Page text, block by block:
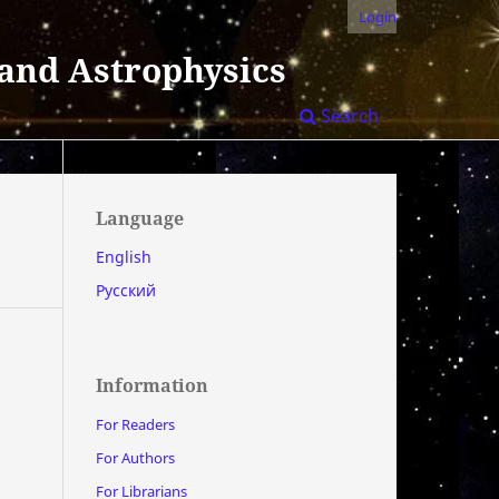
Astrophysics
Search
Login
Language
English
Русский
Information
For Readers
For Authors
For Librarians